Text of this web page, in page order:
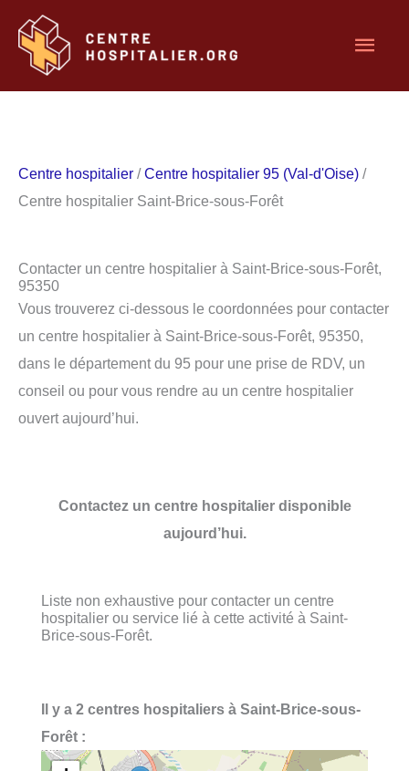
contenu
Centre hospitalier /Centre hospitalier 95 (Val-d'Oise) /
Centre hospitalier Saint-Brice-sous-Forêt
Contacter un centre hospitalier à Saint-Brice-sous-Forêt,
95350
Vous trouverez ci-dessous le coordonnées pour contacter
un centre hospitalier à Saint-Brice-sous-Forêt, 95350,
dans le département du 95 pour une prise de RDV, un
conseil ou pour vous rendre au un centre hospitalier
ouvert aujourd’hui.
Contactez un centre hospitalier disponible
aujourd’hui.
Liste non exhaustive pour contacter un centre
hospitalier ou service lié à cette activité à Saint-
Brice-sous-Forêt.
Il y a 2 centres hospitaliers à Saint-Brice-sous-
Forêt :